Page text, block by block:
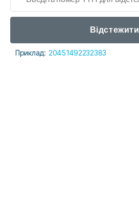
Відстежити
Приклад: 20451492232383